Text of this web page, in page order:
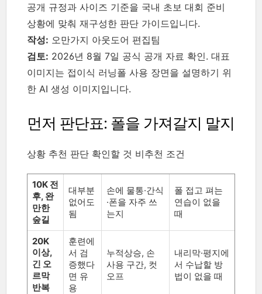
공개 규정과 사이즈 기준을 국내 초보 대회 준비
상황에 맞춰 재구성한 판단 가이드입니다.
작성: 오만가지 아웃도어 편집팀
검토: 2026년 8월 7일 공식 공개 자료 확인. 대표
이미지는 접이식 러닝폴 사용 장면을 설명하기 위
한 AI 생성 이미지입니다.
먼저 판단표: 폴을 가져갈지 말지
상황 추천 판단 확인할 것 비추천 조건
10K 전
후, 완
만한
숲길
대부분
없어도
됨
손에 물통·간식
·폰을 자주 쓰
는지
폴 접고 펴는
연습이 없을
때
20K
이상,
긴 오
르막
반복
훈련에
서 검
증했다
면 유
용
누적상승, 손
사용 구간, 컷
오프
내리막·평지에
서 수납할 방
법이 없을 때